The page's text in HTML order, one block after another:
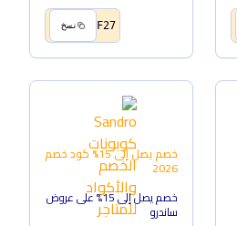
F27 نسخ
خصم يصل إلى 15% كود خصم
2026
خصم يصل إلى 15% على عروض
ساندرو